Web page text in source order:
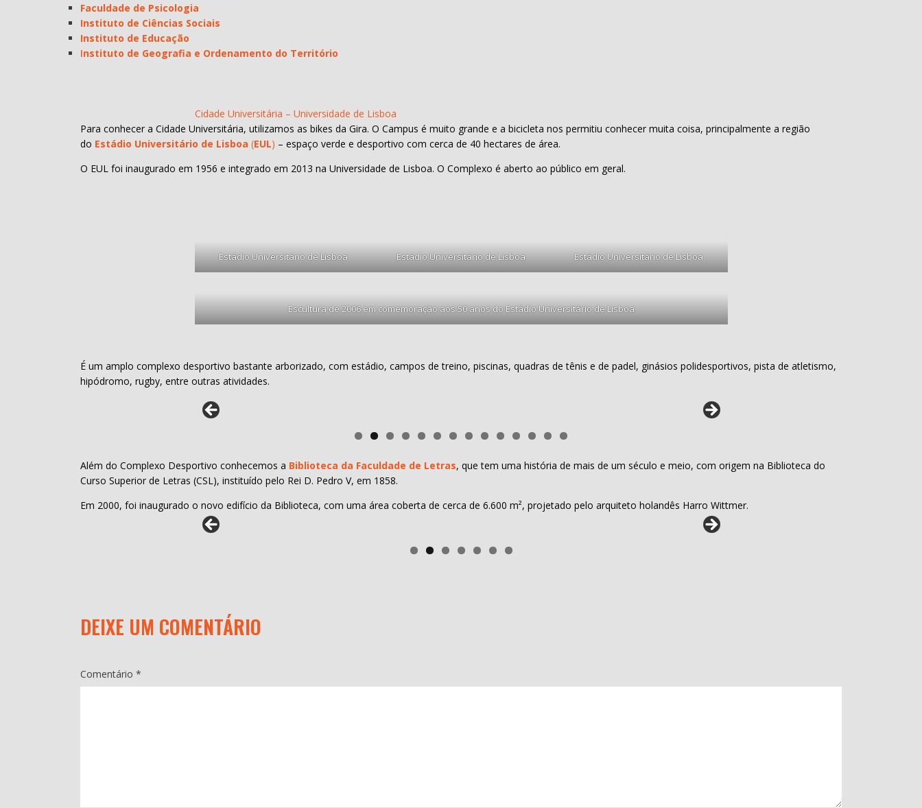
Faculdade de Psicologia
Instituto de Ciências Sociais
Instituto de Educação
Instituto de Geografia e Ordenamento do Território
Cidade Universitária – Universidade de Lisboa
Para conhecer a Cidade Universitária, utilizamos as bikes da Gira. O Campus é muito grande e a bicicleta nos permitiu conhecer muita coisa, principalmente a região
do Estádio Universitário de Lisboa (EUL) – espaço verde e desportivo com cerca de 40 hectares de área.
O EUL foi inaugurado em 1956 e integrado em 2013 na Universidade de Lisboa. O Complexo é aberto ao público em geral.
Estádio Universitário de Lisboa Estádio Universitário de Lisboa Estádio Universitário de Lisboa
Escultura de 2006 em comemoração aos 50 anos do Estádio Universitário de Lisboa
É um amplo complexo desportivo bastante arborizado, com estádio, campos de treino, piscinas, quadras de tênis e de padel, ginásios polidesportivos, pista de atletismo,
hipódromo, rugby, entre outras atividades.
Além do Complexo Desportivo conhecemos a Biblioteca da Faculdade de Letras, que tem uma história de mais de um século e meio, com origem na Biblioteca do
Curso Superior de Letras (CSL), instituído pelo Rei D. Pedro V, em 1858.
Em 2000, foi inaugurado o novo edifício da Biblioteca, com uma área coberta de cerca de 6.600 m², projetado pelo arquiteto holandês Harro Wittmer.
DEIXE UM COMENTÁRIO
Comentário *